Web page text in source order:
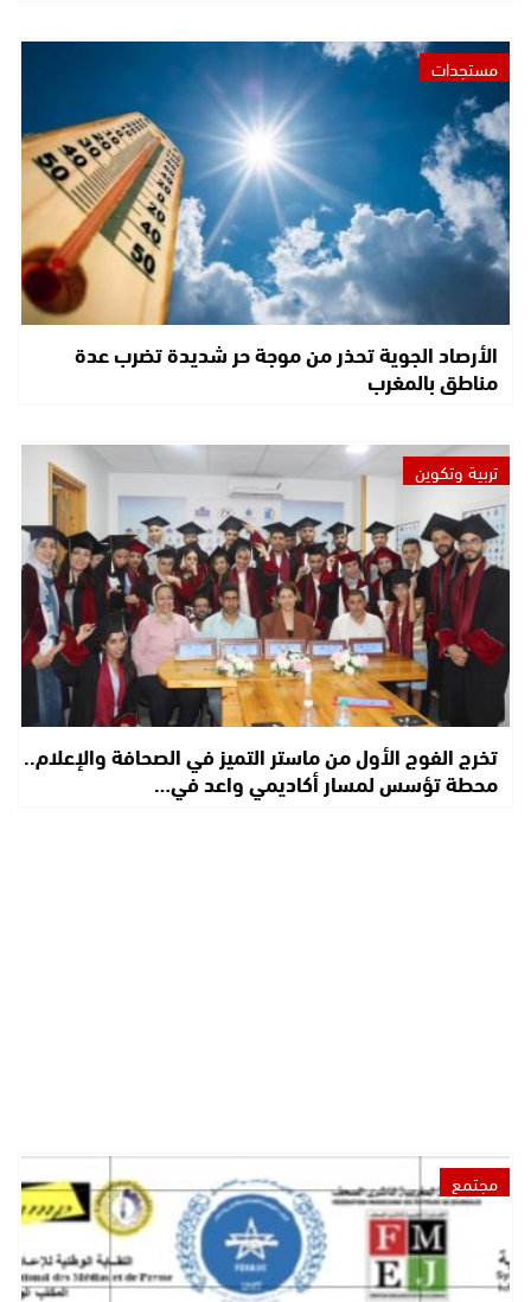
مستجدات
الأرصاد الجوية تحذر من موجة حر شديدة تضرب عدة
مناطق بالمغرب
تربية وتكوين
تخرج الفوج الأول من ماستر التميز في الصحافة والإعلام..
محطة تؤسس لمسار أكاديمي واعد في…
مجتمع